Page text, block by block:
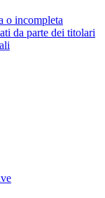
o incompleta
da parte dei titolari